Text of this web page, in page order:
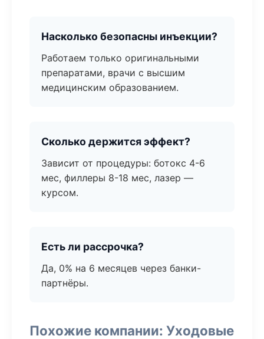
Насколько безопасны инъекции?
Работаем только оригинальными
препаратами, врачи с высшим
медицинским образованием.
Сколько держится эффект?
Зависит от процедуры: ботокс 4-6
мес, филлеры 8-18 мес, лазер —
курсом.
Есть ли рассрочка?
Да, 0% на 6 месяцев через банки-
партнёры.
Похожие компании: Уходовые